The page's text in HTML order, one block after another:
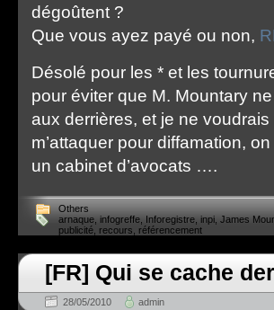
dégoûtent ?
Que vous ayez payé ou non,
Désolé pour les * et les
pour éviter que M. Mountary ne
aux derrières, et je ne
m’attaquer pour diffamation,
un cabinet d’avocats ….
Others
arnaque infogreffe Inforegistre inpi James
publicité recours référencement
[FR] Qui se cache
28/05/2010 admin